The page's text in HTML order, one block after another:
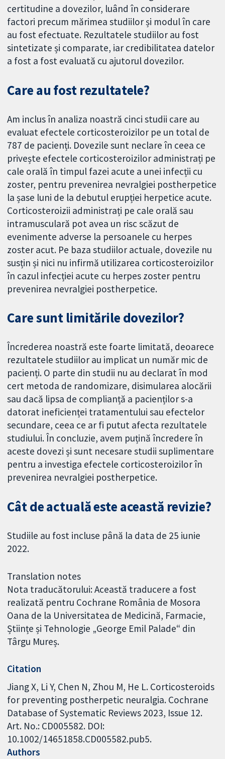
certitudine a dovezilor, luând în considerare
factori precum mărimea studiilor și modul în care
au fost efectuate. Rezultatele studiilor au fost
sintetizate și comparate, iar credibilitatea datelor
a fost a fost evaluată cu ajutorul dovezilor.
Care au fost rezultatele?
Am inclus în analiza noastră cinci studii care au
evaluat efectele corticosteroizilor pe un total de
787 de pacienți. Dovezile sunt neclare în ceea ce
privește efectele corticosteroizilor administrați pe
cale orală în timpul fazei acute a unei infecții cu
zoster, pentru prevenirea nevralgiei postherpetice
la șase luni de la debutul erupției herpetice acute.
Corticosteroizii administrați pe cale orală sau
intramusculară pot avea un risc scăzut de
evenimente adverse la persoanele cu herpes
zoster acut. Pe baza studiilor actuale, dovezile nu
susțin și nici nu infirmă utilizarea corticosteroizilor
în cazul infecției acute cu herpes zoster pentru
prevenirea nevralgiei postherpetice.
Care sunt limitările dovezilor?
Încrederea noastră este foarte limitată, deoarece
rezultatele studiilor au implicat un număr mic de
pacienți. O parte din studii nu au declarat în mod
cert metoda de randomizare, disimularea alocării
sau dacă lipsa de complianță a pacienților s-a
datorat ineficienței tratamentului sau efectelor
secundare, ceea ce ar fi putut afecta rezultatele
studiului. În concluzie, avem puțină încredere în
aceste dovezi și sunt necesare studii suplimentare
pentru a investiga efectele corticosteroizilor în
prevenirea nevralgiei postherpetice.
Cât de actuală este această revizie?
Studiile au fost incluse până la data de 25 iunie
2022.
Translation notes
Nota traducătorului: Această traducere a fost
realizată pentru Cochrane România de Mosora
Oana de la Universitatea de Medicină, Farmacie,
Științe și Tehnologie „George Emil Palade“ din
Târgu Mureș.
Citation
Jiang X, Li Y, Chen N, Zhou M, He L. Corticosteroids
for preventing postherpetic neuralgia. Cochrane
Database of Systematic Reviews 2023, Issue 12.
Art. No.: CD005582. DOI:
10.1002/14651858.CD005582.pub5.
Authors